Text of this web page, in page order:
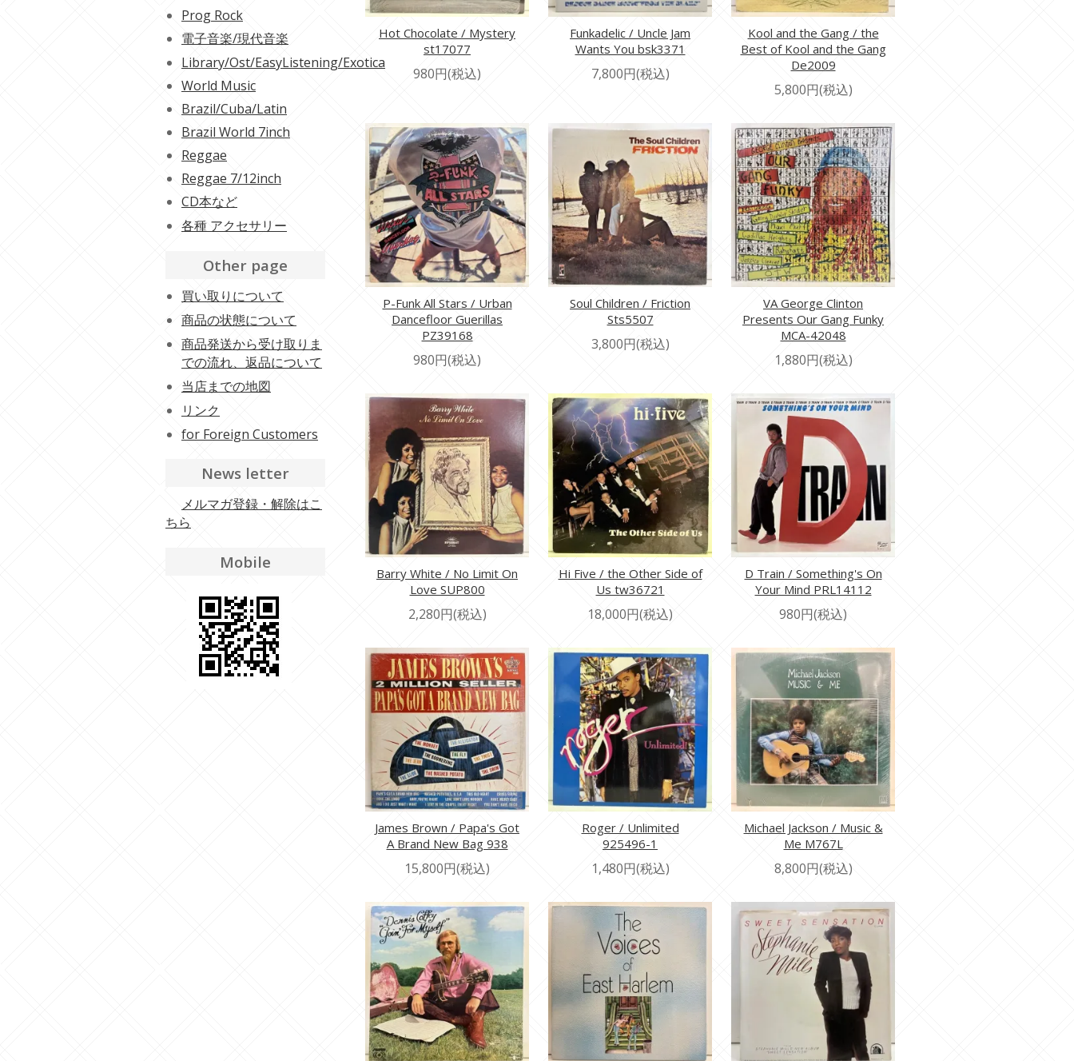
Hot Chocolate / Mystery
st17077
980円(税込)
Funkadelic / Uncle Jam
Wants You bsk3371
7,800円(税込)
Kool and the Gang / the
Best of Kool and the Gang
De2009
5,800円(税込)
P-Funk All Stars / Urban
Dancefloor Guerillas
PZ39168
980円(税込)
Soul Children / Friction
Sts5507
3,800円(税込)
VA George Clinton
Presents Our Gang Funky
MCA-42048
1,880円(税込)
Barry White / No Limit On
Love SUP800
2,280円(税込)
Hi Five / the Other Side of
Us tw36721
18,000円(税込)
D Train / Something's On
Your Mind PRL14112
980円(税込)
James Brown / Papa's Got
A Brand New Bag 938
15,800円(税込)
Roger / Unlimited
925496-1
1,480円(税込)
Michael Jackson / Music &
Me M767L
8,800円(税込)
Prog Rock
電子音楽/現代音楽
Library/Ost/EasyListening/Exotica
World Music
Brazil/Cuba/Latin
Brazil World 7inch
Reggae
Reggae 7/12inch
CD本など
各種 アクセサリー
Other page
買い取りについて
商品の状態について
商品発送から受け取りま
での流れ、返品について
当店までの地図
リンク
for Foreign Customers
News letter
メルマガ登録・解除はこ
ちら
Mobile